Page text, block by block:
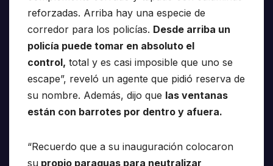
reforzadas. Arriba hay una especie de
corredor para los policías. Desde arriba un
policía puede tomar en absoluto el
control, total y es casi imposible que uno se
escape”, reveló un agente que pidió reserva de
su nombre. Además, dijo que las ventanas
están con barrotes por dentro y afuera.
“Recuerdo que a su inauguración colocaron
su propio paraguas para neutralizar